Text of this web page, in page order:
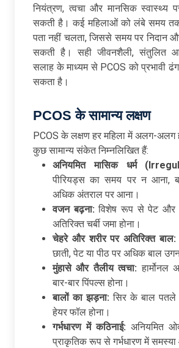
नियंत्रण, त्वचा और मानसिक स्वास्थ्य
सकती है। कई महिलाओं को लंबे समय
पता नहीं चलता, जिससे समय पर निदान
सकती है। सही जीवनशैली, संतुलित
सलाह के माध्यम से PCOS को प्रभावी
सकता है।
PCOS के सामान्य लक्षण
PCOS के लक्षण हर महिला में अलग-
कुछ सामान्य संकेत निम्नलिखित हैं:
अनियमितमासिक धर्म
पीरियड्स का समय पर न आना,
अधिक अंतराल पर आना।
वजनबढ़ना: विशेष रूप से पेट
अतिरिक्त चर्बी जमा होना।
चेहरे औरशरीरपर अतिरिक्तबाल:
छाती, पेट या पीठ पर अधिक बाल
मुंहासेऔरतैलीयत्वचा:
बार-बार पिंपल्स होना।
बालोंकाझड़ना: सिर के बाल पतले
हेयर फॉल होना।
गर्भधारणमेंकठिनाई: अनियमित
प्राकृतिक रूप से गर्भधारण में